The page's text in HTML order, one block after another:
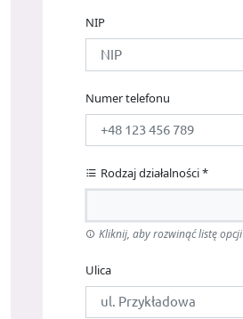
NIP
Numer telefonu
Rodzaj działalności *
Kliknij, aby rozwinąć listę opcji
Ulica